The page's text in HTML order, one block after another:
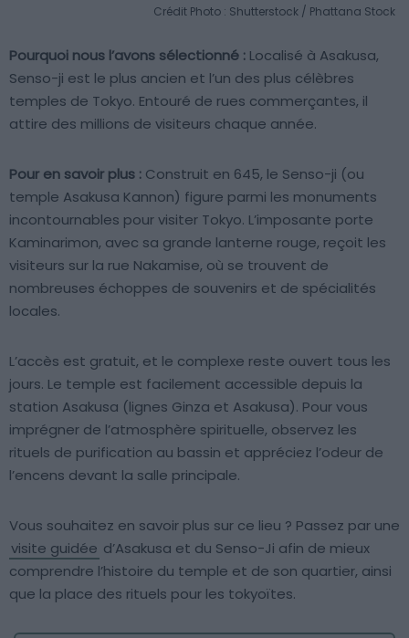
Crédit Photo : Shutterstock / Phattana Stock
Pourquoi nous l’avons sélectionné : Localisé à Asakusa,
Senso-ji est le plus ancien et l’un des plus célèbres
temples de Tokyo. Entouré de rues commerçantes, il
attire des millions de visiteurs chaque année.
Pour en savoir plus : Construit en 645, le Senso-ji (ou
temple Asakusa Kannon) figure parmi les monuments
incontournables pour visiter Tokyo. L’imposante porte
Kaminarimon, avec sa grande lanterne rouge, reçoit les
visiteurs sur la rue Nakamise, où se trouvent de
nombreuses échoppes de souvenirs et de spécialités
locales.
L’accès est gratuit, et le complexe reste ouvert tous les
jours. Le temple est facilement accessible depuis la
station Asakusa (lignes Ginza et Asakusa). Pour vous
imprégner de l’atmosphère spirituelle, observez les
rituels de purification au bassin et appréciez l’odeur de
l’encens devant la salle principale.
Vous souhaitez en savoir plus sur ce lieu ? Passez par une
visite guidée d’Asakusa et du Senso-Ji afin de mieux
comprendre l’histoire du temple et de son quartier, ainsi
que la place des rituels pour les tokyoïtes.